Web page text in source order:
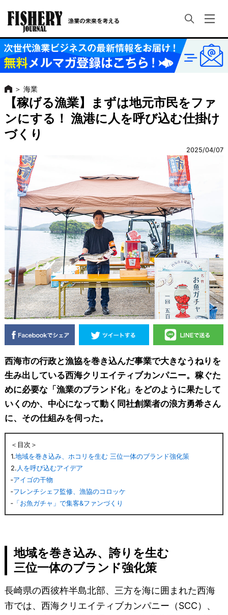
＞ 海業
【稼げる漁業】まずは地元市民をファ
ンにする！ 漁港に人を呼び込む仕掛け
づくり
2025/04/07
西海市の行政と漁協を巻き込んだ事業で大きなうねりを
生み出している西海クリエイティブカンパニー。稼ぐた
めに必要な「漁業のブランド化」をどのように果たして
いくのか、中心になって動く同社創業者の浪方勇希さん
に、その仕組みを伺った。
＜目次＞
1.地域を巻き込み、ホコリを生む 三位一体のブランド強化策
2. 人を呼び込むアイデア
‐アイゴの干物
‐フレンチシェフ監修、漁協のコロッケ
‐「お魚ガチャ」で集客&ファンづくり
地域を巻き込み、誇りを生む
三位一体のブランド強化策
長崎県の西彼杵半島北部、三方を海に囲まれた西海
市では、西海クリエイティブカンパニー（SCC）、